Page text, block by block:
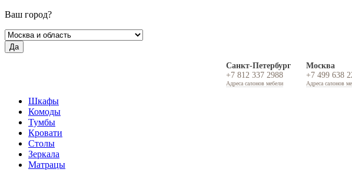
Ваш город?
Да
Санкт-Петербург
+7 812 337 2988
Адреса салонов мебели
Москва
+7 499 638
Адреса салонов
Шкафы
Комоды
Тумбы
Кровати
Столы
Зеркала
Матрацы